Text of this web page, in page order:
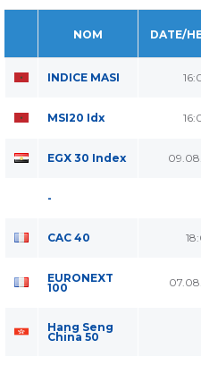
NOM DATE/
INDICE MASI
MSI20 Idx
EGX 30 Index
-
CAC 40
EURONEXT
100
Hang Seng
China 50